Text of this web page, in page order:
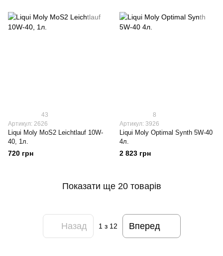
43
Артикул: 2626
Liqui Moly МoS2 Leichtlauf 10W-
40, 1л.
720 грн
8
Артикул: 3926
Liqui Moly Optimal Synth 5W-40
4л.
2 823 грн
Показати ще 20 товарів
Назад 1 з 12 Вперед